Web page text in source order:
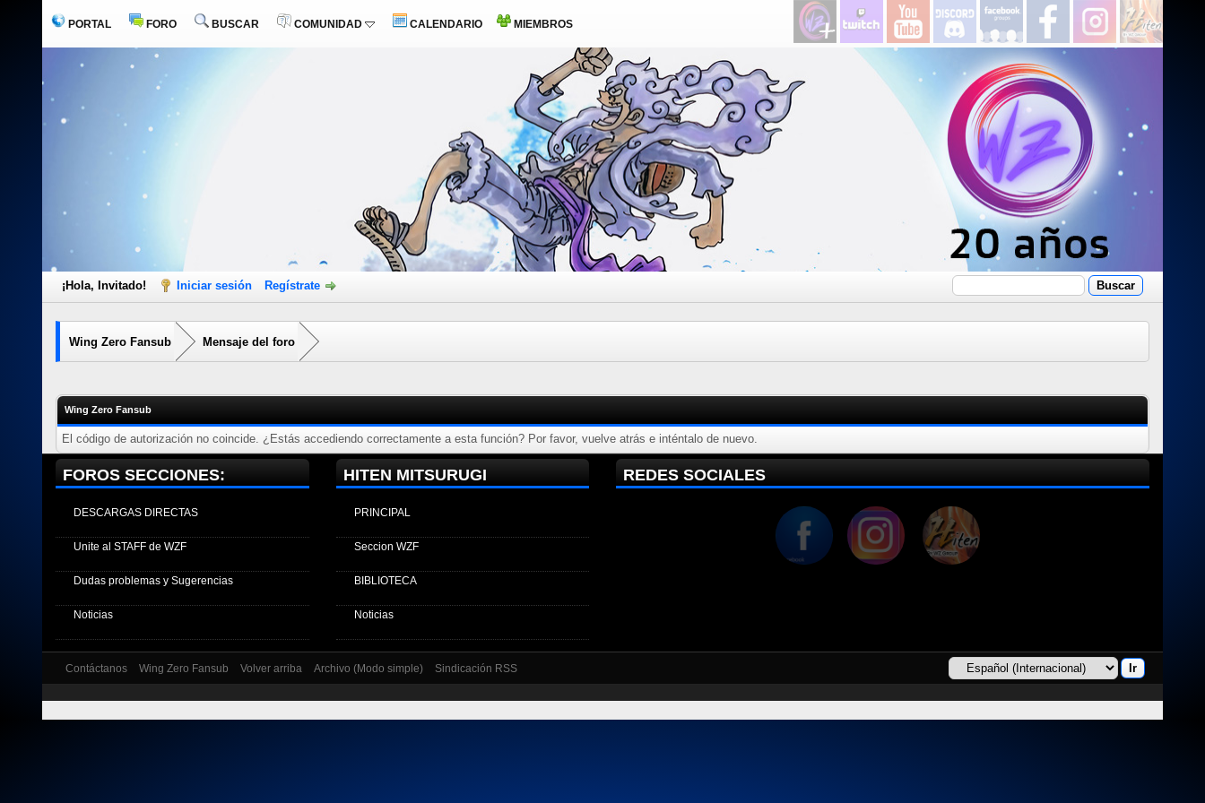
PORTAL FORO BUSCAR COMUNIDAD CALENDARIO MIEMBROS
¡Hola, Invitado! Iniciar sesión Regístrate
Wing Zero Fansub Mensaje del foro
Wing Zero Fansub
El código de autorización no coincide. ¿Estás accediendo correctamente a esta función? Por favor, vuelve atrás e inténtalo de nuevo.
FOROS SECCIONES:
DESCARGAS DIRECTAS
Unite al STAFF de WZF
Dudas problemas y Sugerencias
Noticias
HITEN MITSURUGI
PRINCIPAL
Seccion WZF
BIBLIOTECA
Noticias
REDES SOCIALES
Contáctanos Wing Zero Fansub Volver arriba Archivo (Modo simple) Sindicación RSS